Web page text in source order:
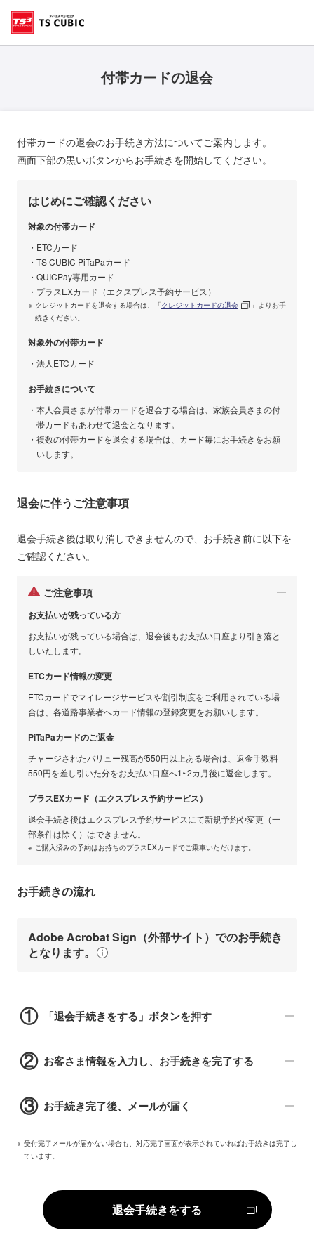
付帯カードの退会
付帯カードの退会のお手続き方法についてご案内します。
画面下部の黒いボタンからお手続きを開始してください。
はじめにご確認ください
対象の付帯カード
ETCカード
TS CUBIC PiTaPaカード
QUICPay専用カード
プラスEXカード（エクスプレス予約サービス）
クレジットカードを退会する場合は、「クレジットカードの退会
」よりお手
続きください。
対象外の付帯カード
法人ETCカード
お手続きについて
本人会員さまが付帯カードを退会する場合は、家族会員さまの付
帯カードもあわせて退会となります。
複数の付帯カードを退会する場合は、カード毎にお手続きをお願
いします。
退会に伴うご注意事項
退会手続き後は取り消しできませんので、お手続き前に以下を
ご確認ください。
ご注意事項
お支払いが残っている方
お支払いが残っている場合は、退会後もお支払い口座より引き落と
しいたします。
ETCカード情報の変更
ETCカードでマイレージサービスや割引制度をご利用されている場
合は、各道路事業者へカード情報の登録変更をお願いします。
PiTaPaカードのご返金
チャージされたバリュー残高が550円以上ある場合は、返金手数料
550円を差し引いた分をお支払い口座へ1~2カ月後に返金します。
プラスEXカード（エクスプレス予約サービス）
退会手続き後はエクスプレス予約サービスにて新規予約や変更（一
部条件は除く）はできません。
ご購入済みの予約はお持ちのプラスEXカードでご乗車いただけます。
お手続きの流れ
Adobe Acrobat Sign（外部サイト）でのお手続き
となります。
① 「退会手続きをする」ボタンを押す
② お客さま情報を入力し、お手続きを完了する
③ お手続き完了後、メールが届く
受付完了メールが届かない場合も、対応完了画面が表示されていればお手続きは完了し
ています。
退会手続きをする